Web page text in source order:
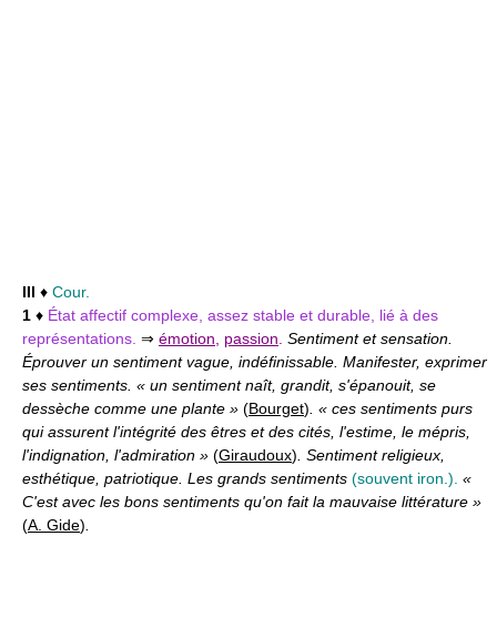
III ♦ Cour.
1 ♦ État affectif complexe, assez stable et durable, lié à des
représentations. ⇒ émotion, passion. Sentiment et sensation.
Éprouver un sentiment vague, indéfinissable. Manifester, exprimer
ses sentiments. « un sentiment naît, grandit, s'épanouit, se
dessèche comme une plante » (Bourget). « ces sentiments purs
qui assurent l'intégrité des êtres et des cités, l'estime, le mépris,
l'indignation, l'admiration » (Giraudoux). Sentiment religieux,
esthétique, patriotique. Les grands sentiments (souvent iron.). «
C'est avec les bons sentiments qu'on fait la mauvaise littérature »
(A. Gide).